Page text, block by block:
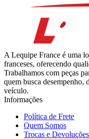
A Lequipe France é uma
franceses, oferecendo
Trabalhamos com peças
quem busca desempenho,
veículo.
Informações
Política de Frete
Quem Somos
Trocas e Devoluções